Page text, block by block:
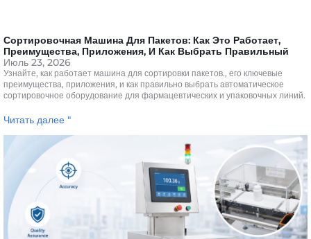
Сортировочная Машина Для Пакетов: Как Это Работает,
Преимущества, Приложения, И Как Выбрать Правильный
Июль 23, 2026
Узнайте, как работает машина для сортировки пакетов., его ключевые
преимущества, приложения, и как правильно выбрать автоматическое
сортировочное оборудование для фармацевтических и упаковочных линий.
Читать далее "